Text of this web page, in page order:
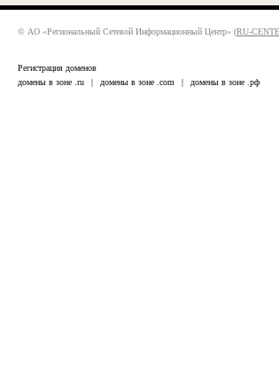
© АО «Региональный Сетевой Информационный Центр» (RU-
Регистрация доменов
домены в зоне .ru
| домены в зоне .com | домены в зоне .рф